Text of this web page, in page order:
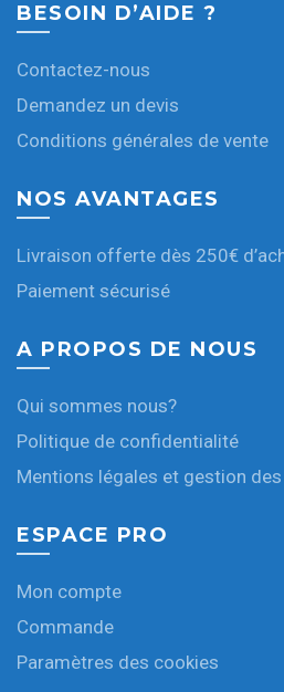
BESOIN D’AIDE ?
Contactez-nous
Demandez un devis
Conditions générales de vente
NOS AVANTAGES
Livraison offerte dès 250€
Paiement sécurisé
A PROPOS DE NOUS
Qui sommes nous?
Politique de confidentialité
Mentions légales et gestion
ESPACE PRO
Mon compte
Commande
Paramètres des cookies